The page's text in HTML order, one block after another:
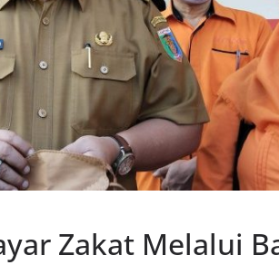
Zakat Melalui